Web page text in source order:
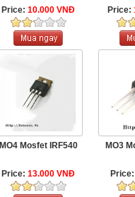
Price: 10.000 VNĐ Price:
MO4 Mosfet IRF540
Price: 13.000 VNĐ
MO3
Price: